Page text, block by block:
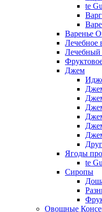
te
Варенье
Лечебное
Джем
Ягоды
te
Сиропы
Овощные